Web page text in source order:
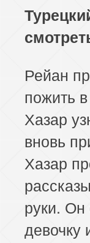
Рейан
пожить
Хазар
вновь
Хазар
руки.
девочку